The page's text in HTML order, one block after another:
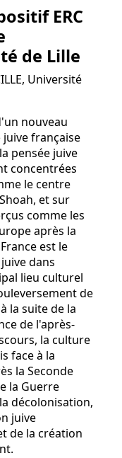
ERC
de Lille
Université
nouveau
juive française
pensée juive
concentrées
le centre
et sur
comme les
après la
est le
dans
lieu culturel
de
la suite de la
de l'après-
la culture
face à la
la Seconde
la Guerre
décolonisation,
juive
de la création